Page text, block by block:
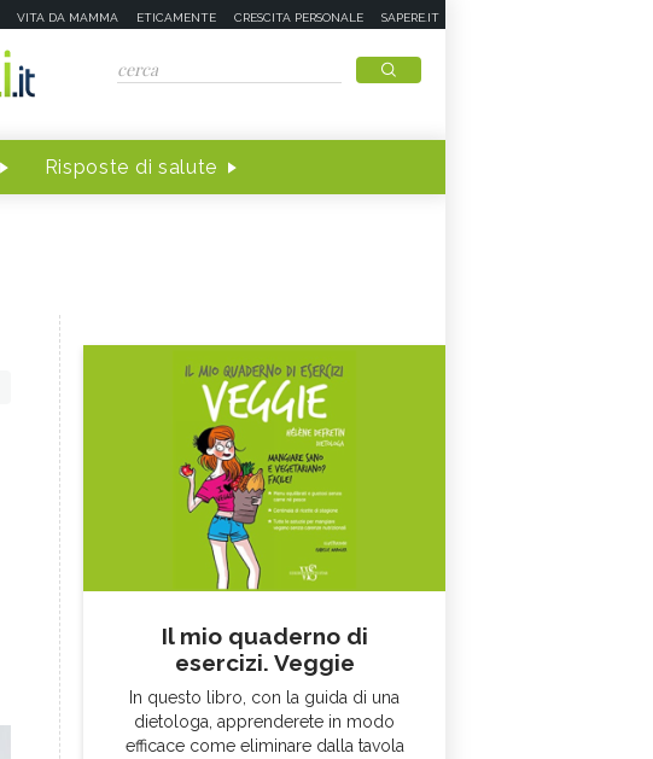
VITA DA MAMMA ETICAMENTE CRESCITA PERSONALE SAPERE.IT
Risposte di salute
Il mio quaderno di
esercizi. Veggie
In questo libro, con la guida di una
dietologa, apprenderete in modo
efficace come eliminare dalla tavola